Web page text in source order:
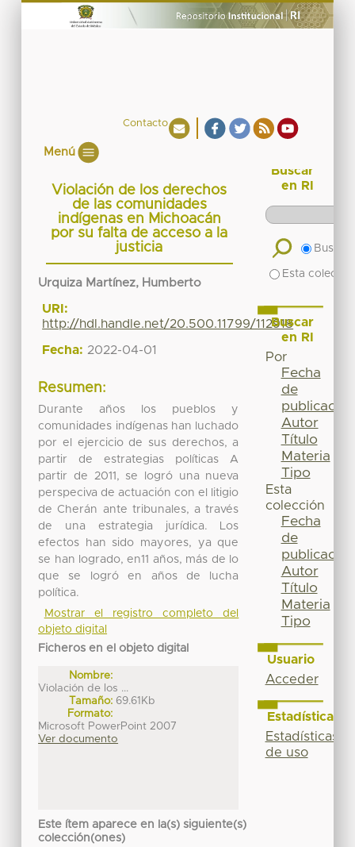
Contacto
Menú
Violación de los derechos
de las comunidades
indígenas en Michoacán
por su falta de acceso a la
justicia
Urquiza Martínez, Humberto
URI:
http://hdl.handle.net/20.500.11799/112918
Fecha: 2022-04-01
Resumen:
Durante años los pueblos y
comunidades indígenas han luchado
por el ejercicio de sus derechos, a
partir de estrategias políticas A
partir de 2011, se logró una nueva
perspeciva de actuación con el litigio
de Cherán ante tribunales, a través
de una estrategia jurídica. Los
efectos han sido mayores, ya que
se han logrado, en11 años, más de lo
que se logró en años de lucha
política.
Mostrar el registro completo del
objeto digital
Ficheros en el objeto digital
Nombre:
Violación de los ...
Tamaño: 69.61Kb
Formato:
Microsoft PowerPoint 2007
Ver documento
Este ítem aparece en la(s) siguiente(s)
colección(ones)
Buscar
en RI
Buscar
Esta
Buscar
en RI
Por
Fecha
de
publicación
Autor
Título
Materia
Tipo
Esta
colección
Fecha
de
publicación
Autor
Título
Materia
Tipo
Usuario
Acceder
Estadísticas
Estadísticas
de uso